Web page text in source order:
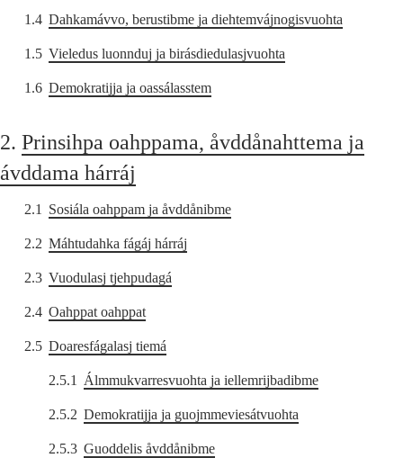
1.4 Dahkamávvo, berustibme ja diehtemvájnogisvuohta
1.5 Vieledus luonnduj ja birásdiedulasjvuohta
1.6 Demokratijja ja oassálasstem
2. Prinsihpa oahppama, åvddånahttema ja
ávddama hárráj
2.1 Sosiála oahppam ja åvddånibme
2.2 Máhtudahka fágáj hárráj
2.3 Vuodulasj tjehpudagá
2.4 Oahppat oahppat
2.5 Doaresfágalasj tiemá
2.5.1 Álmmukvarresvuohta ja iellemrijbadibme
2.5.2 Demokratijja ja guojmmeviesátvuohta
2.5.3 Guoddelis åvddånibme